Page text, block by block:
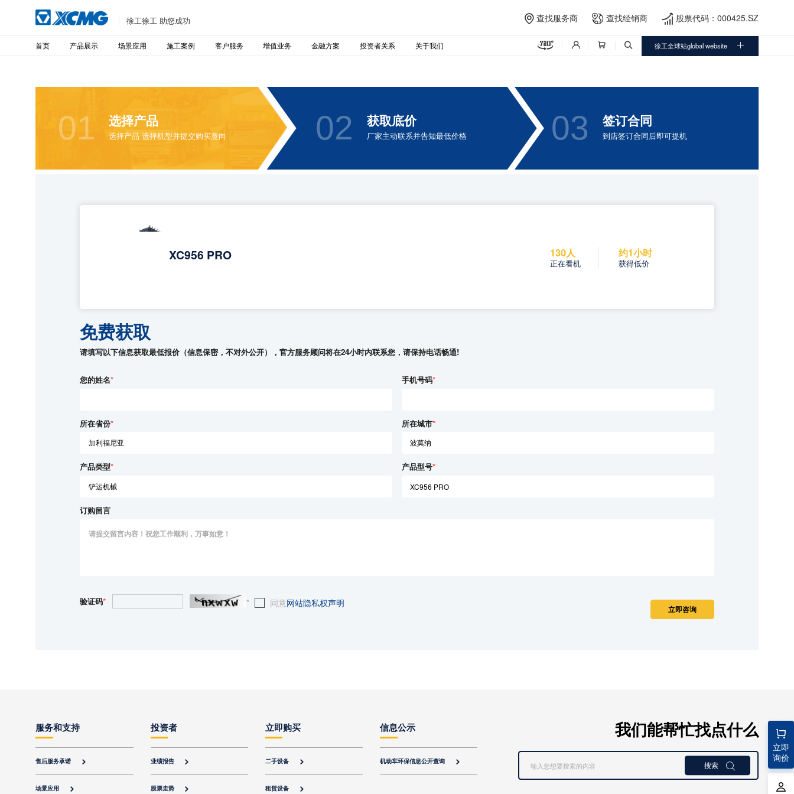
徐工徐工 助您成功  查找服务商  查找经销商  股票代码：000425.SZ
首页 产品展示 场景应用 施工案例 客户服务 增值业务 金融方案 投资者关系 关于我们     徐工全球站global website 
01 选择产品
选择产品 选择机型并提交购买意向 02 获取底价
厂家主动联系并告知最低价格 03 签订合同
到店签订合同后即可提机
XC956 PRO 130人
正在看机
约1小时
获得低价
免费获取
请填写以下信息获取最低报价（信息保密，不对外公开），官方服务顾问将在24小时内联系您，请保持电话畅通!
您的姓名* 手机号码*
所在省份* 所在城市*
产品类型* 产品型号*
订购留言
验证码* * 同意网站隐私权声明
立即
询价
服务和支持
售后服务承诺 
场景应用 
投资者
业绩报告 
股票走势 
立即购买
二手设备 
租赁设备 
信息公示
机动车环保信息公开查询 
我们能帮忙找点什么
搜索 